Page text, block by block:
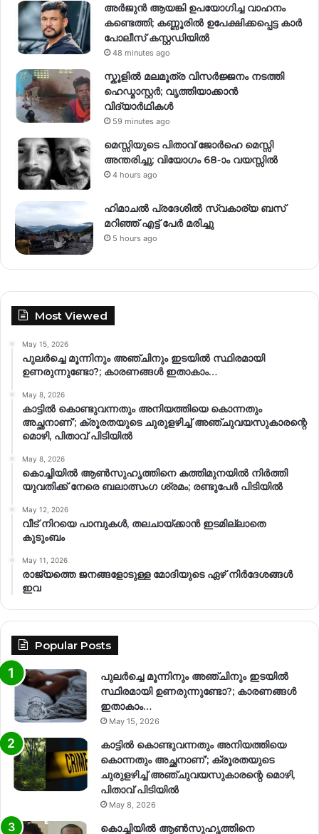
അർജുൻ ആയങ്കി ഉപയോഗിച്ച വാഹനം
കണ്ടെത്തി; കണ്ണൂരിൽ ഉപേക്ഷിക്കപ്പെട്ട കാർ
പോലീസ് കസ്റ്റഡിയിൽ
48 minutes ago
സ്കൂളിൽ മലമൂത്ര വിസർജ്ജനം നടത്തി
ഹെഡ്മാസ്റ്റർ; വൃത്തിയാക്കാൻ
വിദ്യാർഥികൾ
59 minutes ago
മെസ്സിയുടെ പിതാവ് ജോർഹെ മെസ്സി
അന്തരിച്ചു; വിയോഗം 68-ാം വയസ്സിൽ
4 hours ago
ഹിമാചല്‍ പ്രദേശില്‍ സ്വകാര്യ ബസ്
മറിഞ്ഞ് എട്ട് പേര്‍ മരിച്ചു
5 hours ago
Most Viewed
May 15, 2026
പുലർച്ചെ മൂന്നിനും അഞ്ചിനും ഇടയിൽ സ്ഥിരമായി
ഉണരുന്നുണ്ടോ?; കാരണങ്ങള്‍ ഇതാകാം…
May 8, 2026
കാട്ടിൽ കൊണ്ടുവന്നതും അനിയത്തിയെ കൊന്നതും
അച്ഛനാണ്’; ക്രൂരതയുടെ ചുരുളഴിച്ച് അഞ്ചുവയസുകാരന്റെ
മൊഴി, പിതാവ് പിടിയിൽ
May 8, 2026
കൊച്ചിയിൽ ആൺസുഹൃത്തിനെ കത്തിമുനയിൽ നിർത്തി
യുവതിക്ക് നേരെ ബലാത്സംഗ​ ശ്രമം; രണ്ടുപേർ പിടിയിൽ
May 12, 2026
വീട് നിറയെ പാമ്പുകൾ, തലചായ്ക്കാൻ ഇടമില്ലാതെ
കുടുംബം
May 11, 2026
രാജ്യത്തെ ജനങ്ങളോടുള്ള മോദിയുടെ ഏഴ് നിര്‍ദേശങ്ങള്‍
ഇവ
Popular Posts
പുലർച്ചെ മൂന്നിനും അഞ്ചിനും ഇടയിൽ
സ്ഥിരമായി ഉണരുന്നുണ്ടോ?; കാരണങ്ങള്‍
ഇതാകാം…
May 15, 2026
കാട്ടിൽ കൊണ്ടുവന്നതും അനിയത്തിയെ
കൊന്നതും അച്ഛനാണ്’; ക്രൂരതയുടെ
ചുരുളഴിച്ച് അഞ്ചുവയസുകാരന്റെ മൊഴി,
പിതാവ് പിടിയിൽ
May 8, 2026
കൊച്ചിയിൽ ആൺസുഹൃത്തിനെ